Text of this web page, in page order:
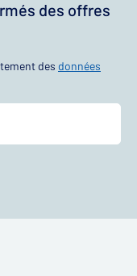
des offres
des données